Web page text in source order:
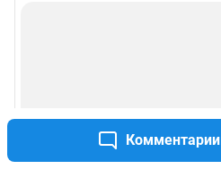
Комментарии